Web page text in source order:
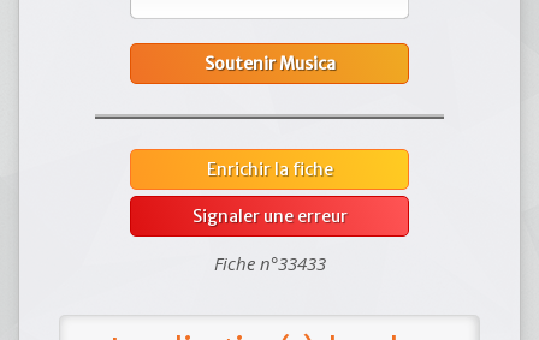
Soutenir Musica
Enrichir la fiche
Signaler une erreur
Fiche n°33433